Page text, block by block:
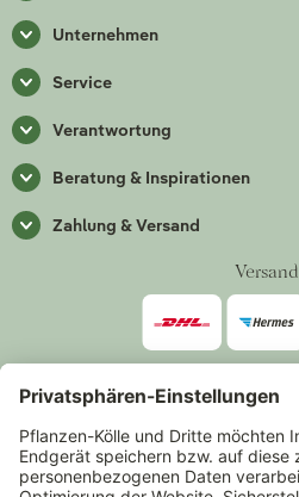
Unternehmen
Service
Verantwortung
Beratung & Inspirationen
Zahlung & Versand
Versand
Zahlarten